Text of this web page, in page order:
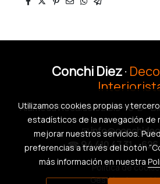
Conchi Diez·
Alameda Recalde 62 Bis - 6ºB -
✉
☎94 410 47 31-626
Política de
Gestión de
Utilizamos cookies propias y
estadísticos de la navegación de
mejorar nuestros servicios.
preferencias a través del botón
más información en nuestra